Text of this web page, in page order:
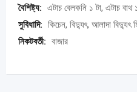
বৈশিষ্ট্য: এটাচ বেলকনি ১ টা, এটাচ বাথ
সুবিধাদি: কিচেন, বিদ্যুৎ, আলাদা বিদ্যুৎ
নিকটবর্তী: বাজার